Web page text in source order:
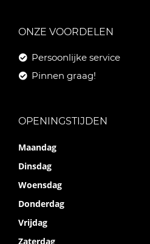
ONZE VOORDELEN
Persoonlijke service
Pinnen graag!
OPENINGSTIJDEN
Maandag
Dinsdag
Woensdag
Donderdag
Vrijdag
Zaterdag